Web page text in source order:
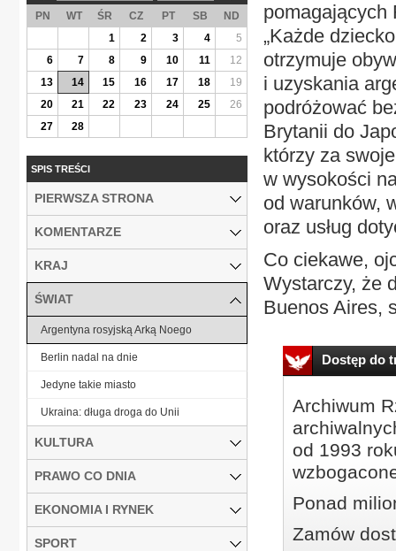
pomagających
„Każde
otrzymuje
i uzyskania
podróżować
Brytanii do
którzy za
w wysokości
od warunków,
oraz usług
Co ciekawe,
Wystarczy, że
Buenos Aires,
Dostęp do
Archiwum
od 1993
Ponad
Zamów
PN WT ŚR CZ PT SB
ND
1
2 3 4
5
6
7 8 9 10 11
12
13
14 15 16 17 18
19
20
21 22 23 24 25
26
27
28
SPIS TREŚCI
PIERWSZA STRONA
KOMENTARZE
KRAJ
ŚWIAT
Argentyna rosyjską Arką Noego
Berlin nadal na dnie
Jedyne takie miasto
Ukraina: długa droga do Unii
KULTURA
PRAWO CO DNIA
EKONOMIA I RYNEK
SPORT